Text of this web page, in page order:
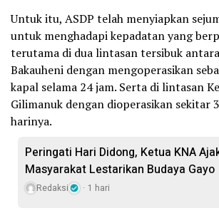
Untuk itu, ASDP telah menyiapkan
untuk menghadapi kepadatan yang
terutama di dua lintasan tersibuk
Bakauheni dengan mengoperasikan
kapal selama 24 jam. Serta di lintasan
Gilimanuk dengan dioperasikan sekitar
harinya.
Peringati Hari Didong, Ketua KNA
Masyarakat Lestarikan Budaya Gayo
Redaksi 1 hari